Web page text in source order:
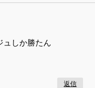
ュしか勝たん
返信